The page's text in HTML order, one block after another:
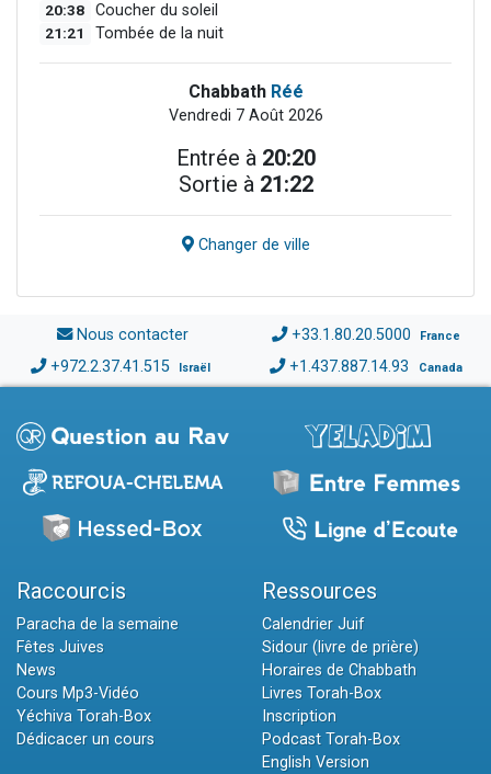
20:38 Coucher du soleil
21:21 Tombée de la nuit
Chabbath Réé
Vendredi 7 Août 2026
Entrée à 20:20
Sortie à 21:22
Changer de ville
Nous contacter +33.1.80.20.5000 France
+972.2.37.41.515 Israël +1.437.887.14.93 Canada
Raccourcis
Paracha de la semaine
Fêtes Juives
News
Cours Mp3-Vidéo
Yéchiva Torah-Box
Dédicacer un cours
Ressources
Calendrier Juif
Sidour (livre de prière)
Horaires de Chabbath
Livres Torah-Box
Inscription
Podcast Torah-Box
English Version